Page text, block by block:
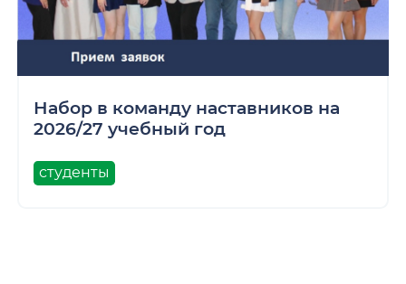
Набор в команду наставников на
2026/27 учебный год
студенты